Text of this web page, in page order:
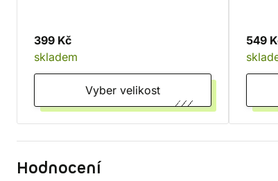
399 Kč
skladem
Vyber velikost
549
Hodnocení